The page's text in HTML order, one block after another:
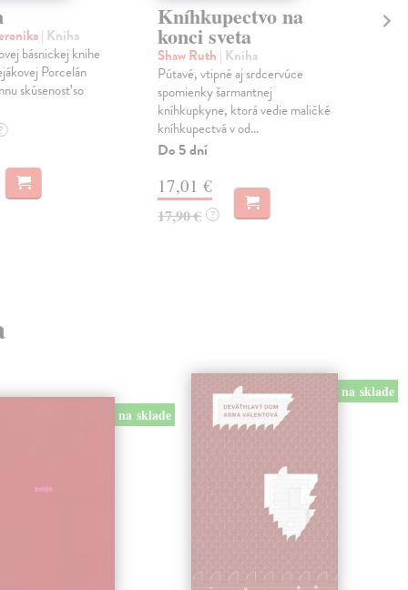
| Kniha
básnickej knihe
Porcelán
skúsenosť so
?
Kníhkupectvo na
konci sveta
Shaw Ruth | Kniha
Pútavé, vtipné aj srdcervúce
spomienky šarmantnej
kníhkupkyne, ktorá vedie maličké
kníhkupectvá v od...
Do 5 dní
17,01 €
17,90 € ?
na sklade
na sklade